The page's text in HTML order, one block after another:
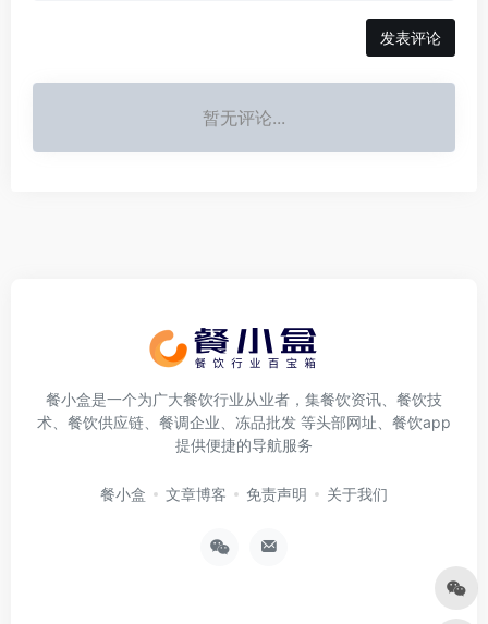
发表评论
暂无评论...
餐小盒是一个为广大餐饮行业从业者，集餐饮资讯、餐饮技
术、餐饮供应链、餐调企业、冻品批发 等头部网址、餐饮app
提供便捷的导航服务
餐小盒 文章博客 免责声明 关于我们